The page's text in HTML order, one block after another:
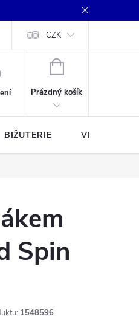
CZK
NÁKUPNÍ
Prázdný košík
BIŽUTERIE VLASCE A
Spin
1548596